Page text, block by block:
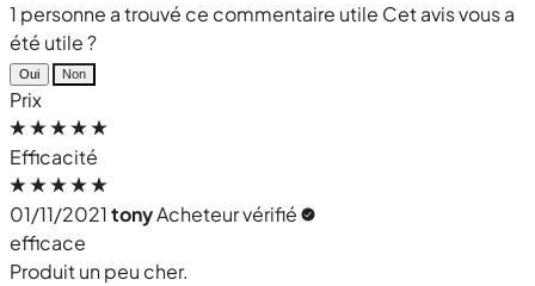
1 personne a trouvé ce commentaire utile Cet avis vous a
été utile ?
Oui Non
Prix
Efficacité
01/11/2021tonyAcheteur vérifié
efficace
Produit un peu cher.